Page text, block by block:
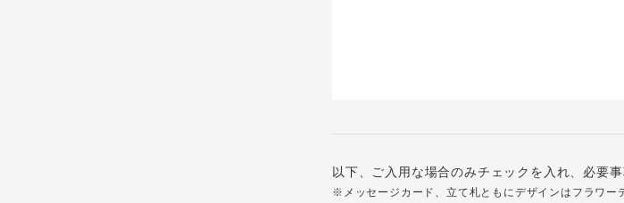
以下、ご入用な場合のみチェックを入れ、必要事
※メッセージカード、立て札ともにデザインはフラワー